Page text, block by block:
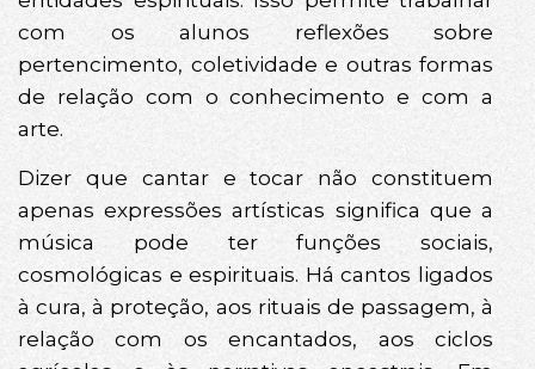
com os alunos reflexões sobre
pertencimento, coletividade e outras formas
de relação com o conhecimento e com a
arte.
Dizer que cantar e tocar não constituem
apenas expressões artísticas significa que a
música pode ter funções sociais,
cosmológicas e espirituais. Há cantos ligados
à cura, à proteção, aos rituais de passagem, à
relação com os encantados, aos ciclos